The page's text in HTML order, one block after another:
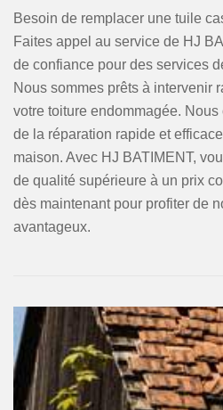
Besoin de remplacer une tuile
Faites appel au service de HJ
de confiance pour des services
Nous sommes prêts à intervenir
votre toiture endommagée. Nous
de la réparation rapide et
maison. Avec HJ BATIMENT,
de qualité supérieure à un prix
dès maintenant pour profiter de
avantageux.